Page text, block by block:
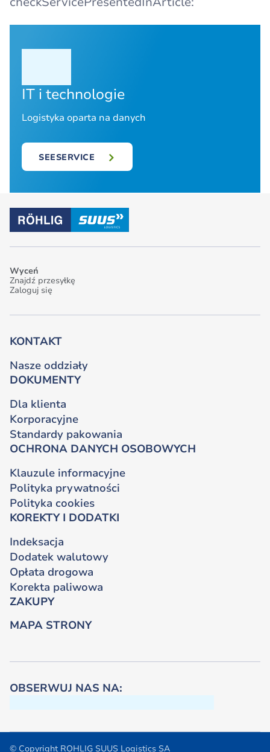
IT i technologie
Logistyka oparta na danych
SEESERVICE
OBSERWUJ NAS NA:
Wyceń
Znajdź przesyłkę
Zaloguj się
KONTAKT
Nasze oddziały
DOKUMENTY
Dla klienta
Korporacyjne
Standardy pakowania
OCHRONA DANYCH OSOBOWYCH
Klauzule informacyjne
Polityka prywatności
Polityka cookies
KOREKTY I DODATKI
Indeksacja
Dodatek walutowy
Opłata drogowa
Korekta paliwowa
ZAKUPY
MAPA STRONY
© Copyright ROHLIG SUUS Logistics SA